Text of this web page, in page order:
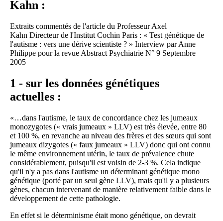
Kahn :
Extraits commentés de l'article du Professeur Axel
Kahn Directeur de l'Institut Cochin Paris : « Test génétique de
l'autisme : vers une dérive scientiste ? » Interview par Anne
Philippe pour la revue Abstract Psychiatrie N° 9 Septembre
2005
1 - sur les données génétiques
actuelles :
«…dans l'autisme, le taux de concordance chez les jumeaux
monozygotes (« vrais jumeaux » LLV) est très élevée, entre 80
et 100 %, en revanche au niveau des frères et des sœurs qui sont
jumeaux dizygotes (« faux jumeaux » LLV) donc qui ont connu
le même environnement utérin, le taux de prévalence chute
considérablement, puisqu'il est voisin de 2-3 %. Cela indique
qu'il n'y a pas dans l'autisme un déterminant génétique mono
génétique (porté par un seul gène LLV), mais qu'il y a plusieurs
gènes, chacun intervenant de manière relativement faible dans le
développement de cette pathologie.
En effet si le déterminisme était mono génétique, on devrait